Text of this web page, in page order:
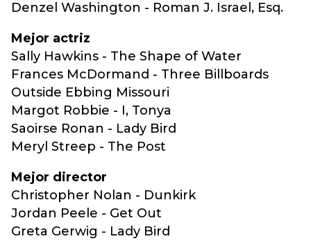
Denzel Washington - Roman J. Israel, Esq.
Mejor actriz
Sally Hawkins - The Shape of Water
Frances McDormand - Three Billboards
Outside Ebbing Missouri
Margot Robbie - I, Tonya
Saoirse Ronan - Lady Bird
Meryl Streep - The Post
Mejor director
Christopher Nolan - Dunkirk
Jordan Peele - Get Out
Greta Gerwig - Lady Bird